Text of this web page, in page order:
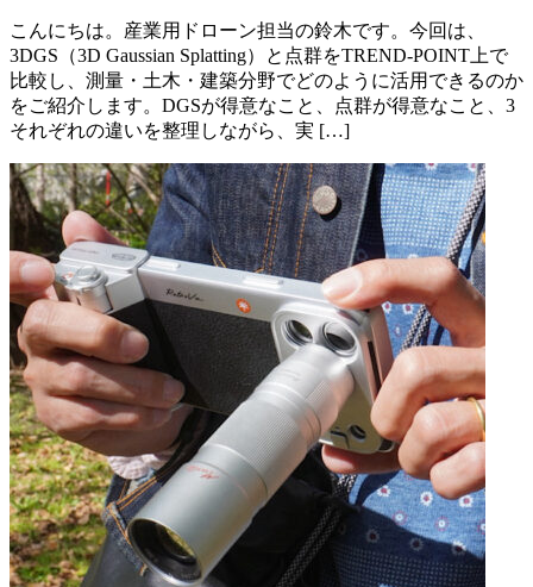
こんにちは。産業用ドローン担当の鈴木です。今回は、
3DGS（3D Gaussian Splatting）と点群をTREND-POINT上で
比較し、測量・土木・建築分野でどのように活用できるのか
をご紹介します。DGSが得意なこと、点群が得意なこと、3
それぞれの違いを整理しながら、実 […]